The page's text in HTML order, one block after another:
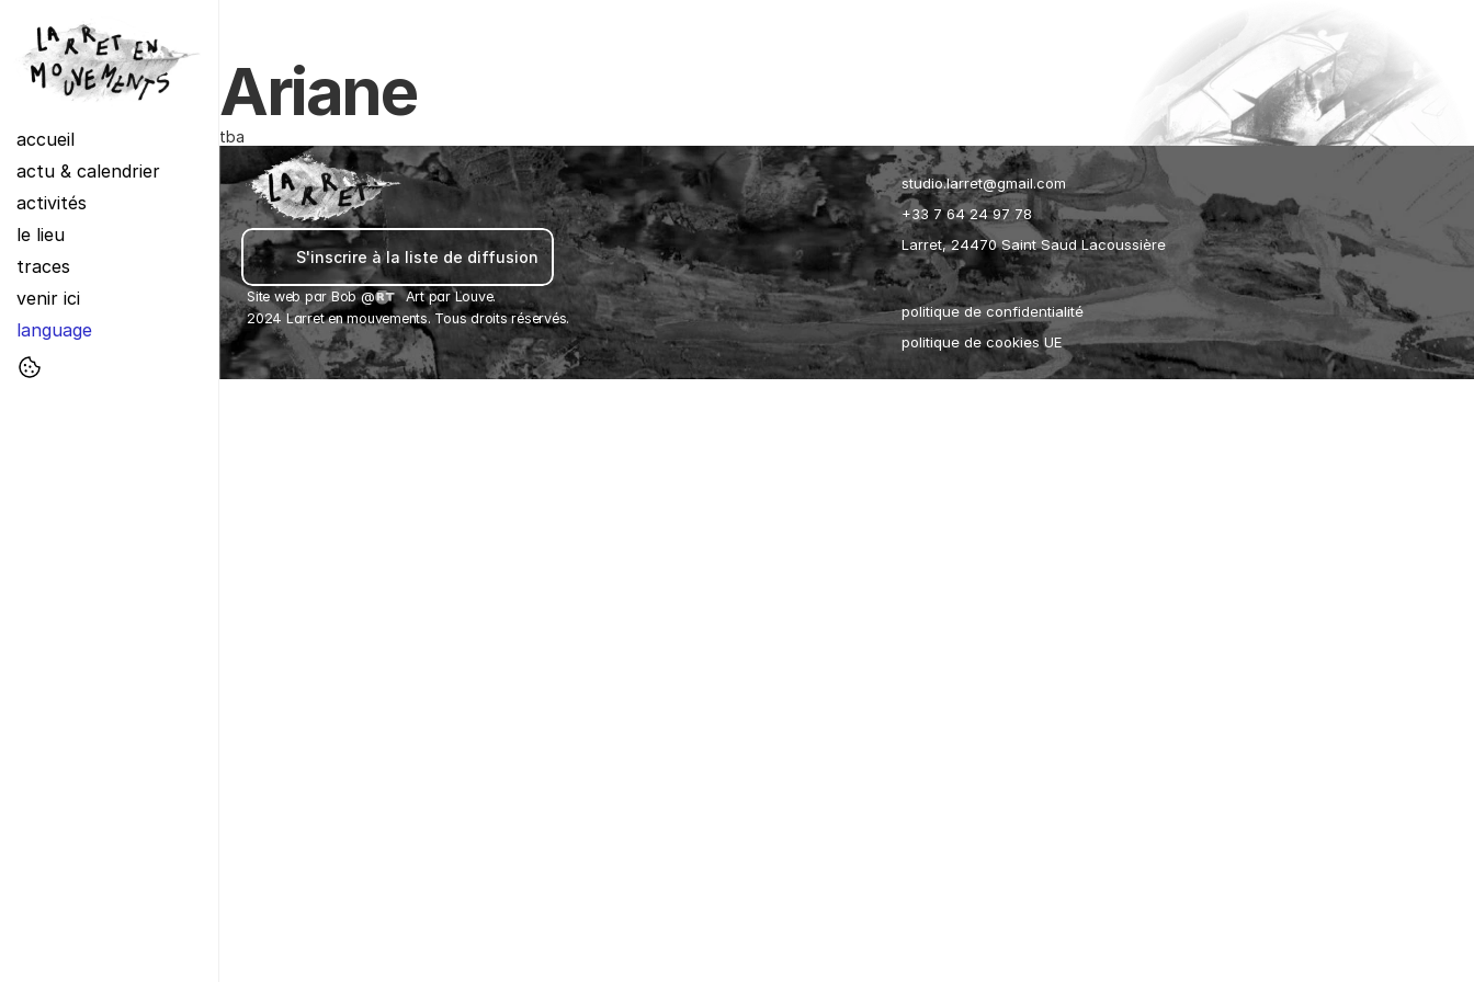
accueil
actu & calendrier
activités
le lieu
traces
venir ici
language
Ariane
tba
S'inscrire à la liste de diffusion
Site web par Bob @
Art par Louve.
2024 Larret en mouvements. Tous droits réservés.
studio.larret@gmail.com
+33 7 64 24 97 78
Larret, 24470 Saint Saud Lacoussière
politique de confidentialité
politique de cookies UE